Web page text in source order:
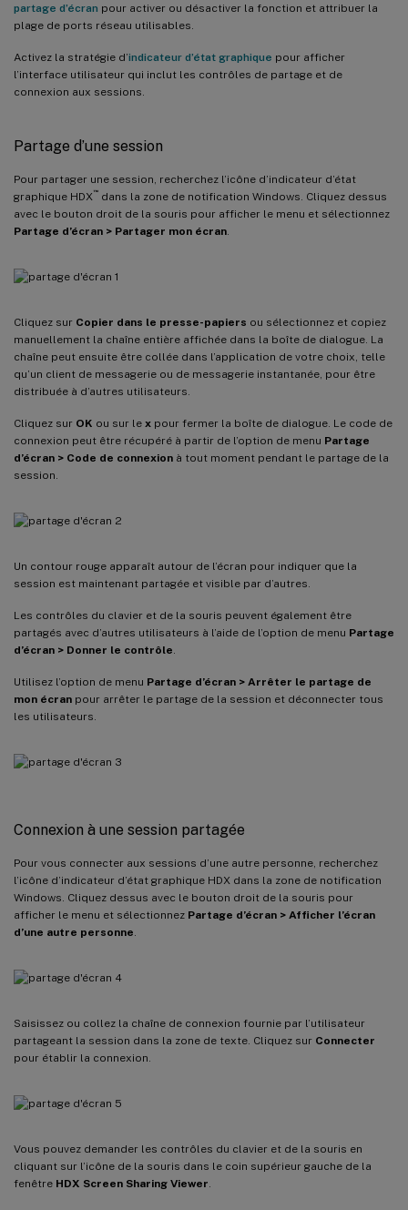
partage d’écran pour activer ou désactiver la fonction et attribuer la
plage de ports réseau utilisables.
Activez la stratégie d’indicateur d’état graphique pour afficher
l’interface utilisateur qui inclut les contrôles de partage et de
connexion aux sessions.
Partage d’une session
Pour partager une session, recherchez l’icône d’indicateur d’état
graphique HDX ™
dans la zone de notification Windows. Cliquez dessus
avec le bouton droit de la souris pour afficher le menu et sélectionnez
Partage d’écran > Partager mon écran
Cliquez sur Copier dans le presse-papiers ou sélectionnez et copiez
manuellement la chaîne entière affichée dans la boîte de dialogue. La
chaîne peut ensuite être collée dans l’application de votre choix, telle
qu’un client de messagerie ou de messagerie instantanée, pour être
distribuée à d’autres utilisateurs.
Cliquez sur OK ou sur le x pour fermer la boîte de dialogue. Le code de
connexion peut être récupéré à partir de l’option de menu Partage
d’écran > Code de connexion à tout moment pendant le partage de la
session.
Un contour rouge apparaît autour de l’écran pour indiquer que la
session est maintenant partagée et visible par d’autres.
Les contrôles du clavier et de la souris peuvent également être
partagés avec d’autres utilisateurs à l’aide de l’option de menu Partage
d’écran > Donner le contrôle
Utilisez l’option de menu Partage d’écran > Arrêter le partage de
mon écran pour arrêter le partage de la session et déconnecter tous
les utilisateurs.
Connexion à une session partagée
Pour vous connecter aux sessions d’une autre personne, recherchez
l’icône d’indicateur d’état graphique HDX dans la zone de notification
Windows. Cliquez dessus avec le bouton droit de la souris pour
afficher le menu et sélectionnez Partage d’écran > Afficher l’écran
d’une autre personne
Saisissez ou collez la chaîne de connexion fournie par l’utilisateur
partageant la session dans la zone de texte. Cliquez sur Connecter
pour établir la connexion.
Vous pouvez demander les contrôles du clavier et de la souris en
cliquant sur l’icône de la souris dans le coin supérieur gauche de la
fenêtre HDX Screen Sharing Viewer